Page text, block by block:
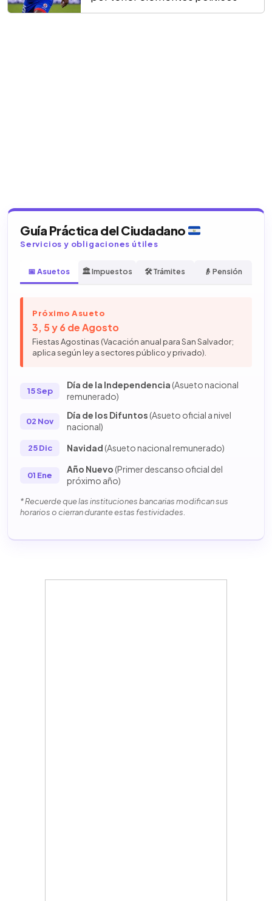
Guía Práctica del Ciudadano
Servicios y obligaciones útiles
📅 Asuetos 🏛️ Impuestos 🛠️ Trámites 👴 Pensión
Próximo Asueto
3, 5 y 6 de Agosto
Fiestas Agostinas (Vacación anual para San Salvador;
aplica según ley a sectores público y privado).
15 Sep
Día de la Independencia(Asueto nacional
remunerado)
02 Nov
Día de los Difuntos(Asueto oficial a nivel
nacional)
25 Dic Navidad(Asueto nacional remunerado)
01 Ene
Año Nuevo(Primer descanso oficial del
próximo año)
* Recuerde que las instituciones bancarias modifican sus
horarios o cierran durante estas festividades.